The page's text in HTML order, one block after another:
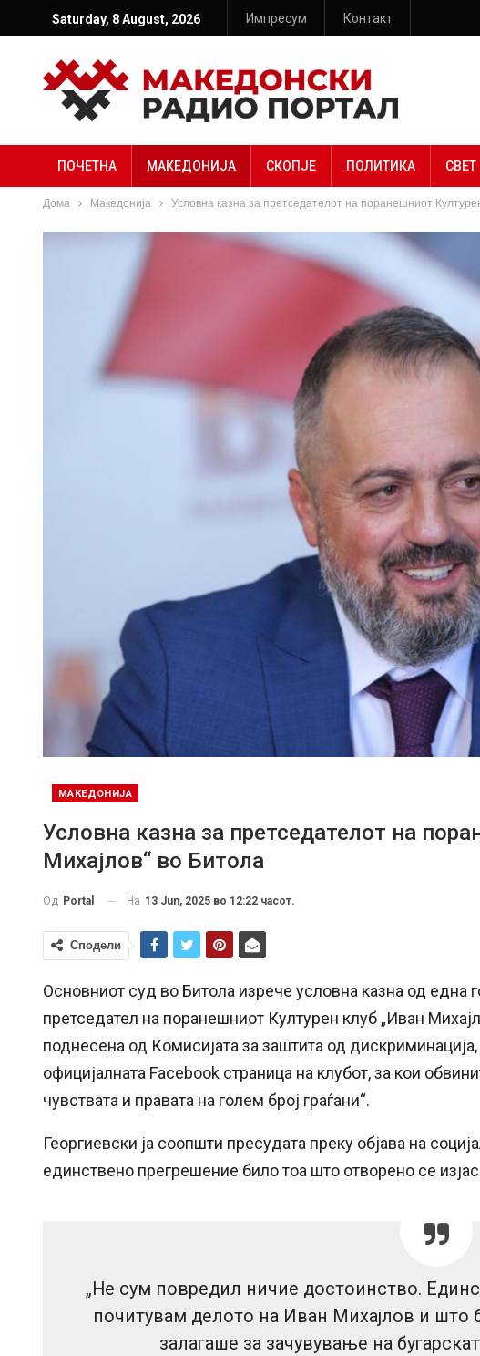
Saturday, 8 August, 2026 Импресум Контакт
ПОЧЕТНА МАКЕДОНИЈА СКОПЈЕ ПОЛИТИКА СВЕТ
Дома Македонија Условна казна за претседателот на поранешниот
МАКЕДОНИЈА
Условна казна за претседателот на
Михајлов“ во Битола
Од Portal На 13 Jun, 2025 во 12:22 часот.
Сподели
Основниот суд во Битола изрече условна казна од една
претседател на поранешниот Културен клуб „Иван
поднесена од Комисијата за заштита од
официјалната Facebook страница на клубот, за кои
чувствата и правата на голем број граѓани“.
Георгиевски ја соопшти пресудата преку објава на
единствено прегрешение било тоа што отворено се
„Не сум повредил ничие достоинство.
почитувам делото на Иван Михајлов и што
залагаше за зачувување на